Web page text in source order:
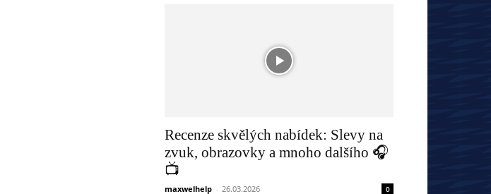
Recenze skvělých nabídek: Slevy na
zvuk, obrazovky a mnoho dalšího 🎧
📺
maxwelhelp - 26.03.2026 0